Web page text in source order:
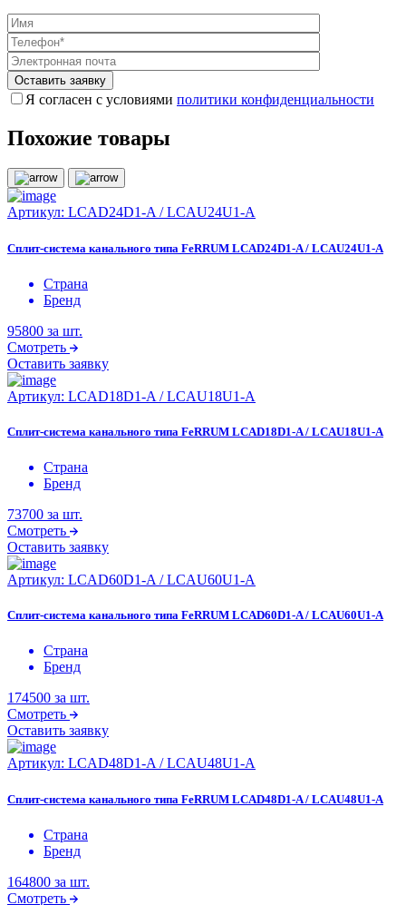
Я согласен с условиями политики конфиденциальности
Похожие товары
Артикул: LCAD24D1-A / LCAU24U1-A
Сплит-система канального типа FeRRUM LCAD24D1-A / LCAU24U1-A
Страна
Бренд
95800 за шт.
Смотреть
Оставить заявку
Артикул: LCAD18D1-A / LCAU18U1-A
Сплит-система канального типа FeRRUM LCAD18D1-A / LCAU18U1-A
Страна
Бренд
73700 за шт.
Смотреть
Оставить заявку
Артикул: LCAD60D1-A / LCAU60U1-A
Сплит-система канального типа FeRRUM LCAD60D1-A / LCAU60U1-A
Страна
Бренд
174500 за шт.
Смотреть
Оставить заявку
Артикул: LCAD48D1-A / LCAU48U1-A
Сплит-система канального типа FeRRUM LCAD48D1-A / LCAU48U1-A
Страна
Бренд
164800 за шт.
Смотреть